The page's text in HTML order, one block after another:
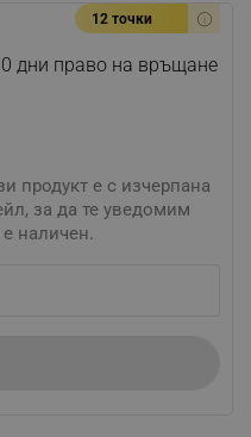
12 точки
дни право на връщане
продукт е с изчерпана
за да те уведомим
наличен.